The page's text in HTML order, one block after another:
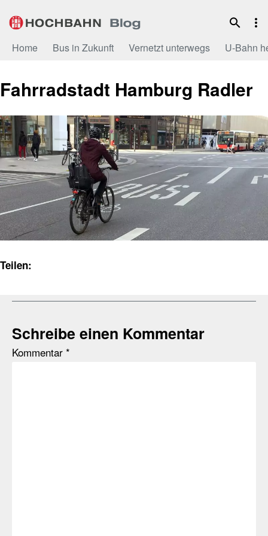
Inhalt
Home Bus in Zukunft Vernetzt unterwegs U-Bahn
Fahrradstadt Hamburg Radler
Teilen:
Schreibe einen Kommentar
Kommentar *